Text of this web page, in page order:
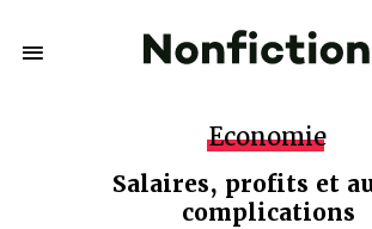
Economie
Salaires, profits et
complications